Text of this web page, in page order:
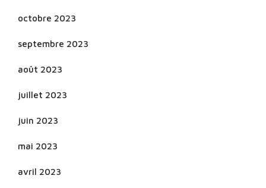
octobre 2023
septembre 2023
août 2023
juillet 2023
juin 2023
mai 2023
avril 2023